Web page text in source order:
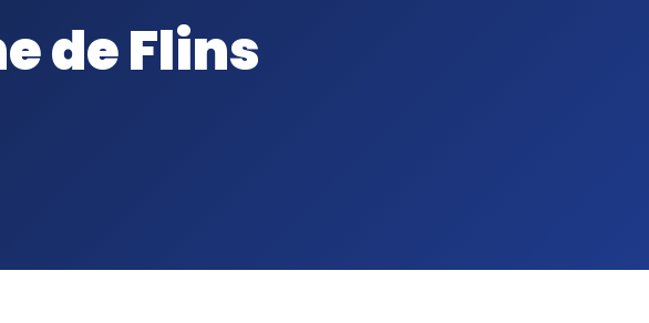
de Flins